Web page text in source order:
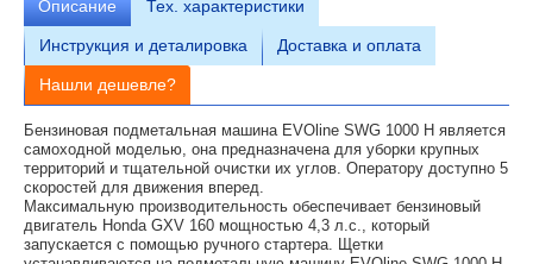
Описание Тех. характеристики
Инструкция и деталировка Доставка и оплата
Нашли дешевле?
Бензиновая подметальная машина EVOline SWG 1000 H является
самоходной моделью, она предназначена для уборки крупных
территорий и тщательной очистки их углов. Оператору доступно 5
скоростей для движения вперед.
Максимальную производительность обеспечивает бензиновый
двигатель Honda GXV 160 мощностью 4,3 л.с., который
запускается с помощью ручного стартера. Щетки